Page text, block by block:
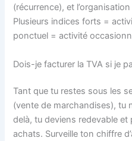
(récurrence), et
Plusieurs indices forts =
ponctuel = activité
Dois-je facturer la TVA si je
Tant que tu restes sous les
(vente de marchandises), tu
delà, tu deviens redevable et
achats. Surveille ton chiffre